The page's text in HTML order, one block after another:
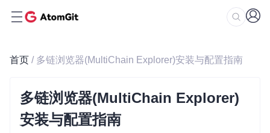
首页 / 多链浏览器(MultiChain Explorer)安装与配置指南
多链浏览器(MultiChain Explorer)
安装与配置指南